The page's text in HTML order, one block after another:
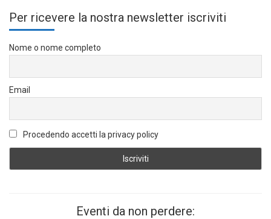
Per ricevere la nostra newsletter iscriviti
Nome o nome completo
Email
Procedendo accetti la privacy policy
Eventi da non perdere: